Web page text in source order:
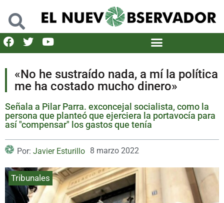
«No he sustraído nada, a mí la política
me ha costado mucho dinero»
Señala a Pilar Parra. exconcejal socialista, como la
persona que planteó que ejerciera la portavocía para
así "compensar" los gastos que tenía
Por: Javier Esturillo 8 marzo 2022
Tribunales